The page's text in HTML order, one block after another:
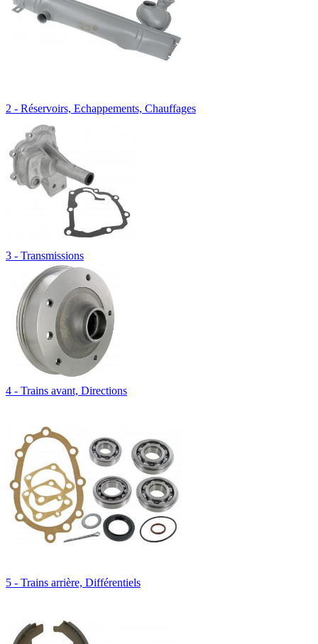
2 - Réservoirs, Echappements, Chauffages
3 - Transmissions
4 - Trains avant, Directions
5 - Trains arrière, Différentiels